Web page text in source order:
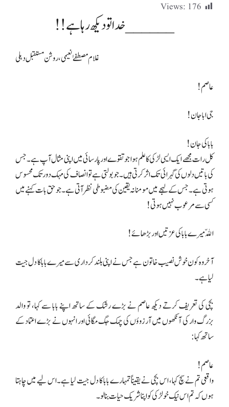
Views: 176
______خدا تو دیکھ رہا ہے !!
غلام مصطفےٰ نعیمی،روشن مستقبل دہلی
عاصم!
جی ابا جان!
بابا کی جان!
کل رات مجھے ایک ایسی لڑکی کا علم ہوا جو تقوے اور پارسائی میں اپنی مثال آپ ہے۔جس
کی باتیں دلوں کی گہرائی تک اثر کرتی ہیں۔جو بولتی ہے تو انصاف کی مہک دور تک محسوس
ہوتی ہے۔جس کے لہجے میں مومنانہ یقین کی مضبوطی نظر آتی ہے۔جو حق بات کہنے میں
کسی سے مرعوب نہیں ہوتی!
اللّه میرے بابا کی عزتیں اور بڑھائے!
آخر وہ کون خوش نصیب خاتون ہے جس نے اپنی بلند کرداری سے میرے بابا کا دل جیت
لیا ہے۔
بچی کی تعریف کرتے دیکھ عاصم نے بڑے رشک کے ساتھ اپنے بابا سے کہا، تو والد
بزرگ وار کی آنکھوں میں آرزوؤں کی چمک جگ مگائی اور انہوں نے بڑے اعتماد کے
ساتھ کہا:
عاصم!
واقعی تم نے سچ کہا، اس بچی نے یقیناً تمہارے بابا کا دل جیت لیا ہے۔اس لیے میں چاہتا
ہوں کہ تم اس نیک خو لڑکی کو اپنا شریک حیات بنا لو۔